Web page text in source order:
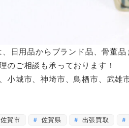
日用品からブランド品、骨董
のご相談も承っております！
小城市、神埼市、鳥栖市、武
佐賀市 佐賀県 出張買取